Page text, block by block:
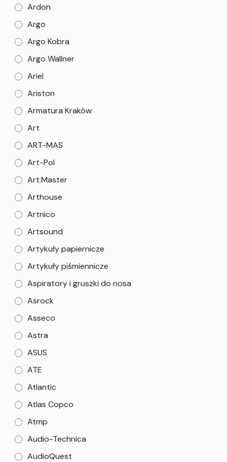
Ardon
Argo
Argo Kobra
Argo Wallner
Ariel
Ariston
Armatura Kraków
Art
ART-MAS
Art-Pol
Art.Master
Arthouse
Artnico
Artsound
Artykuły papiernicze
Artykuły piśmiennicze
Aspiratory i gruszki do nosa
Asrock
Asseco
Astra
ASUS
ATE
Atlantic
Atlas Copco
Atmp
Audio-Technica
AudioQuest